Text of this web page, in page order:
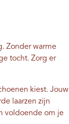
Zonder warme
tocht. Zorg er
kiest. Jouw
laarzen zijn
voldoende om je